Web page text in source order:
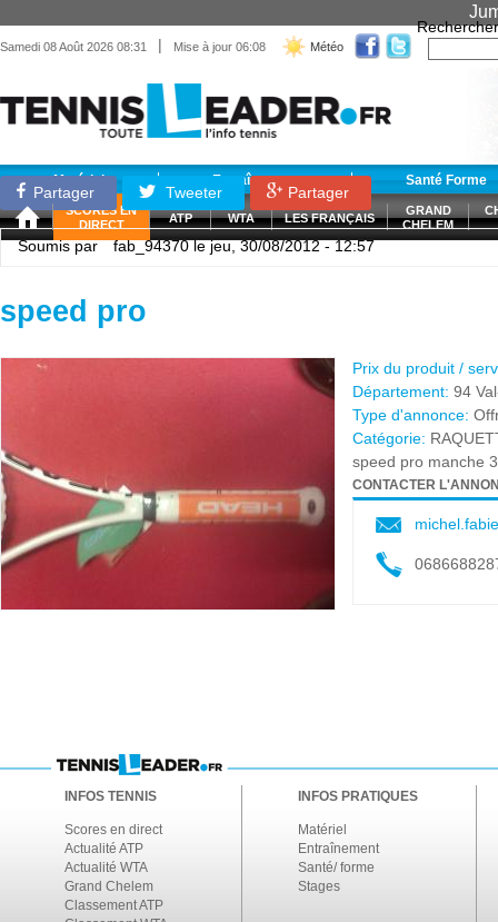
Samedi 08 Août 2026 08:31 | Mise à jour 06:08 Météo
Rechercher
Matériel Entraînement Santé Forme
SCORES EN
DIRECT
ATP WTA LES FRANÇAIS
GRAND
CHELEM
Partager Tweeter Partager
Soumis par fab_94370le jeu, 30/08/2012 - 12:57
speed pro
Prix du produit /
Département: 94
Type d'annonce:
Catégorie:
speed pro manche
CONTACTER
INFOS TENNIS
Scores en direct
Actualité ATP
Actualité WTA
Grand Chelem
Classement ATP
INFOS PRATIQUES
Matériel
Entraînement
Santé/ forme
Stages